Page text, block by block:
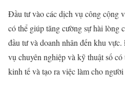
Đầu tư vào các dịch vụ công cộng
có thể giúp tăng cường sự hài lòng
đầu tư và doanh nhân đến khu
vụ chuyên nghiệp và kỹ thuật số
kinh tế và tạo ra việc làm cho người